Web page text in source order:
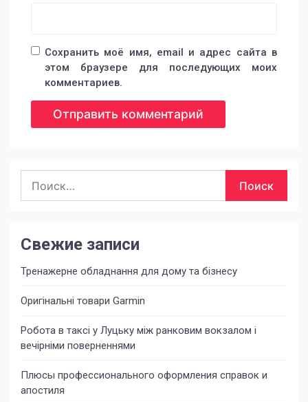
Сохранить моё имя, email и адрес сайта в
этом браузере для последующих моих
комментариев.
Свежие записи
Тренажерне обладнання для дому та бізнесу
Оригінальні товари Garmin
Робота в таксі у Луцьку між ранковим вокзалом і
вечірніми поверненнями
Плюсы профессионального оформления справок и
апостиля